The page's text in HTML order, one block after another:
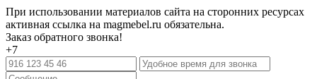
При использовании материалов сайта на сторонних ресурсах
активная ссылка на magmebel.ru обязательна.
Заказ обратного звонка!
+7